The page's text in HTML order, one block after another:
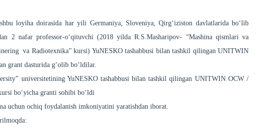
loyiha doirasida har yili Germaniya, Sloveniya, Qirg‘iziston davlatlarida bo‘lib
2 nafar professor-o‘qituvchi (2018 yilda R.S.Masharipov- “Mashina qismlari va
va Radiotexnika” kursi) YuNESKO tashabbusi bilan tashkil qilingan UNITWIN
grant dasturida g‘olib bo‘ldilar.
universitetining YuNESKO tashabbusi bilan tashkil qilingan UNITWIN OCW /
bo‘yicha granti sohibi bo‘ldi
uchun ochiq foydalanish imkoniyatini yaratishdan iborat.